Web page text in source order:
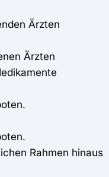
Ärzten
Ärzten
Rahmen hinaus